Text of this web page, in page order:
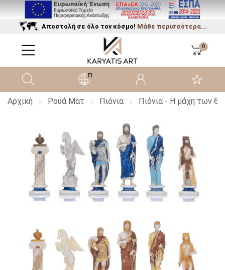
Αποστολή σε όλο τον κόσμο! Μάθε περισσότερα...
0
EL
Αρχική Ρουά Ματ Πιόνια Πιόνια - Η μάχη των